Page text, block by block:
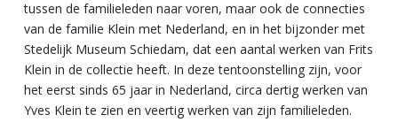
tussen de familieleden naar voren, maar ook de connecties
van de familie Klein met Nederland, en in het bijzonder met
Stedelijk Museum Schiedam, dat een aantal werken van Frits
Klein in de collectie heeft. In deze tentoonstelling zijn, voor
het eerst sinds 65 jaar in Nederland, circa dertig werken van
Yves Klein te zien en veertig werken van zijn familieleden.